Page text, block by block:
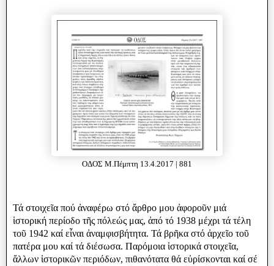
ΟΔΟΣ Μ.Πέμπτη 13.4.2017 | 881
Τά στοιχεῖα πού ἀναφέρω στό ἄρθρο μου ἀφοροῦν μιά
ἱστορική περίοδο τῆς πόλεώς μας, ἀπό τό 1938 μέχρι τά τέλη
τοῦ 1942 καί εἶναι ἀναμφισβήτητα. Τά βρῆκα στό ἀρχεῖο τοῦ
πατέρα μου καί τά διέσωσα. Παρόμοια ἱστορικά στοιχεῖα,
ἄλλων ἱστορικῶν περιόδων, πιθανότατα θά εὐρίσκονται καί σέ